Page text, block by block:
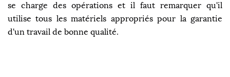
se charge des opérations et il faut remarquer qu'il
utilise tous les matériels appropriés pour la garantie
d'un travail de bonne qualité.